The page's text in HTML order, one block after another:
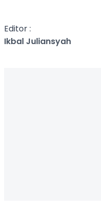
Editor :
Ikbal Juliansyah